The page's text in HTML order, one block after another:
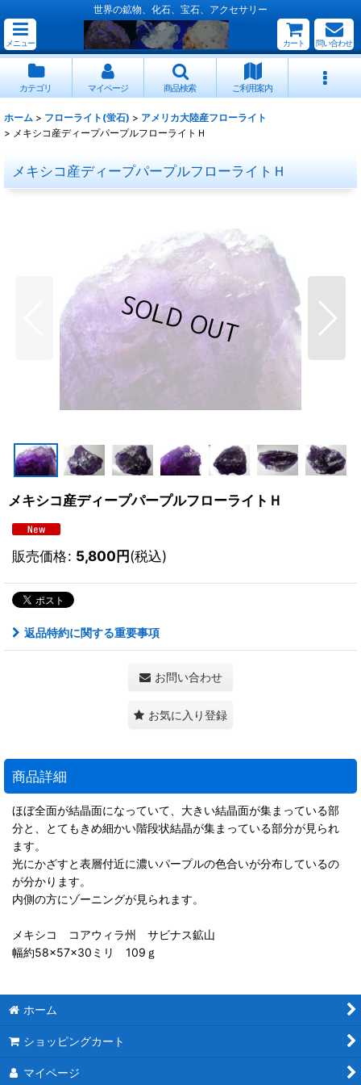
世界の鉱物、化石、宝石、アクセサリー
メニュー カート 問い合わせ
カテゴリ マイページ 商品検索 ご利用案内
ホーム > フローライト(蛍石) > アメリカ大陸産フローライト
> メキシコ産ディープパープルフローライトＨ
メキシコ産ディープパープルフローライトＨ
メキシコ産ディープパープルフローライトＨ
販売価格: 5,800円(税込)
返品特約に関する重要事項
お問い合わせ
お気に入り登録
商品詳細
ほぼ全面が結晶面になっていて、大きい結晶面が集まっている部
分と、とてもきめ細かい階段状結晶が集まっている部分が見られ
ます。
光にかざすと表層付近に濃いパープルの色合いが分布しているの
が分かります。
内側の方にゾーニングが見られます。
メキシコ コアウィラ州 サビナス鉱山
幅約58×57×30ミリ 109ｇ
ホーム
ショッピングカート
マイページ